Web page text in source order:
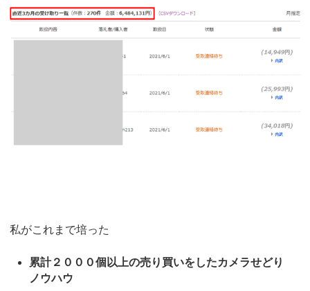
私がこれまで培った
累計２０００個以上の売り買いをしたカメラせどり
ノウハウ